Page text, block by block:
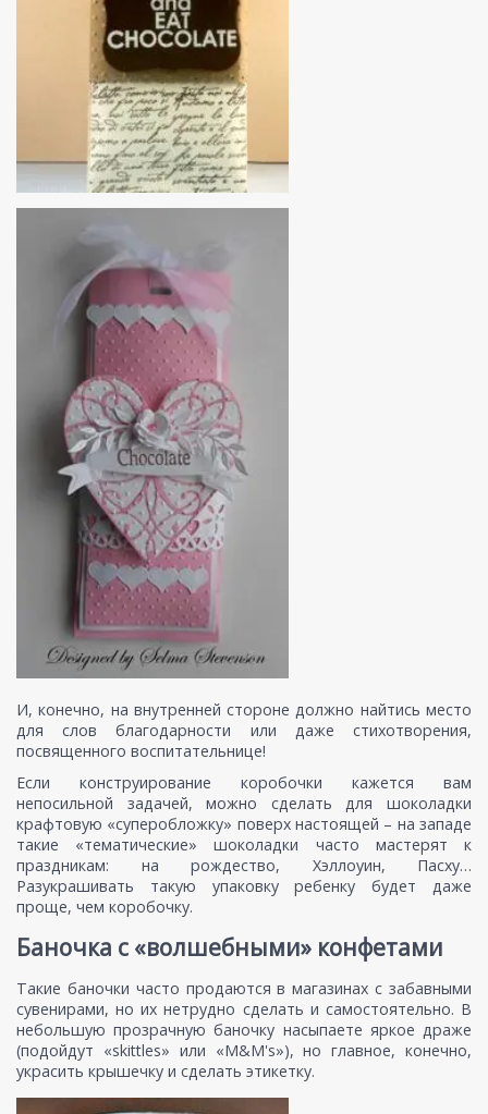
И, конечно, на внутренней стороне должно найтись место
для слов благодарности или даже стихотворения,
посвященного воспитательнице!
Если конструирование коробочки кажется вам
непосильной задачей, можно сделать для шоколадки
крафтовую «суперобложку» поверх настоящей – на западе
такие «тематические» шоколадки часто мастерят к
праздникам: на рождество, Хэллоуин, Пасху…
Разукрашивать такую упаковку ребенку будет даже
проще, чем коробочку.
Баночка с «волшебными» конфетами
Такие баночки часто продаются в магазинах с забавными
сувенирами, но их нетрудно сделать и самостоятельно. В
небольшую прозрачную баночку насыпаете яркое драже
(подойдут «skittles» или «M&M's»), но главное, конечно,
украсить крышечку и сделать этикетку.